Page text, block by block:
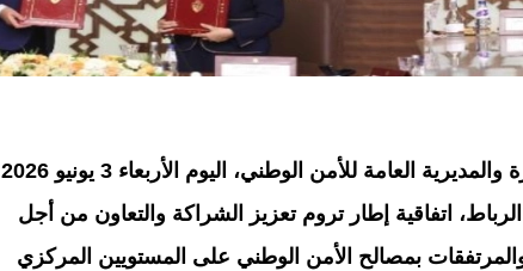
وقعت وزارة الانتقال الرقمي وإصلاح الإدارة والمديرية العامة للأمن الوطني، اليوم الأربعاء 3 يونيو 2026
اتفاقية إطار تروم تعزيز الشراكة والتعاون من أجل
بمصالح الأمن الوطني على المستويين المركزي